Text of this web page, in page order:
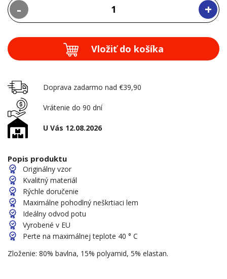
- +
Vložiť do košíka
Doprava zadarmo nad €39,90
Vrátenie do 90 dní
U Vás 12.08.2026
Popis produktu
Originálny vzor
Kvalitný materiál
Rýchle doručenie
Maximálne pohodlný neškrtiaci lem
Ideálny odvod potu
Vyrobené v EU
Perte na maximálnej teplote 40 ° C
Zloženie: 80% bavlna, 15% polyamid, 5% elastan.